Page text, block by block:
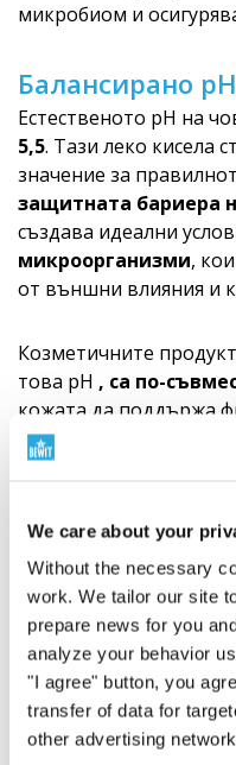
We care about your
Without the necessary
work. We tailor our site
prepare news for you
analyze your behavior
"I agree" button, you
transfer of data for
other advertising
микробиом и
Балансирано
Естественото рН на
5,5. Тази леко кисела
значение за
защитната бариера
създава идеални
микроорганизми,
от външни влияния и
Козметичните
това pH , са по-
кожата да поддържа
Такива продукти
подобряват
цяло насърчаватпо-
към
раздразнение.
Безвъздушно
максимална
издръжливост